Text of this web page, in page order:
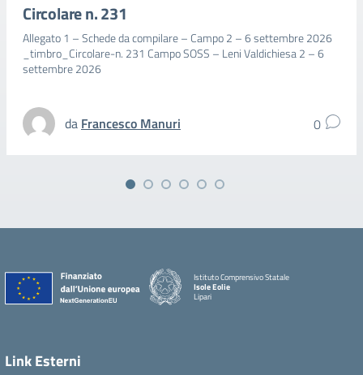
Circolare n. 231
Allegato 1 – Schede da compilare – Campo 2 – 6 settembre 2026
_timbro_Circolare-n. 231 Campo SOSS – Leni Valdichiesa 2 – 6
settembre 2026
da Francesco Manuri 0
Istituto Comprensivo Statale
Isole Eolie
Lipari
Link Esterni